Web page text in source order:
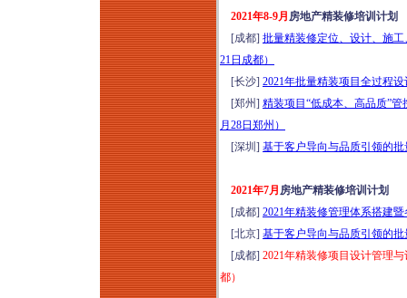
13日昆明）
“十五五”规划基建领
域高质量发展：人工
智能+工程建设项目
全流程精益管控与风
险防范培训（2026年
8月13日昆明）
城市更新运营思维模
式全流程风险防范解
析与操盘实践分享培
训（2026年8月14-15
日武汉）
城市更新项目落地操
盘实战方案班（2026
2021年8-9月 房地产精装修培训计划
[成都] 批量精装修定位、设计、施
21日成都）
[长沙] 2021年批量精装项目全过程
[郑州] 精装项目“低成本、高品质”
月28日郑州）
[深圳] 基于客户导向与品质引领的
2021年7月 房地产精装修培训计划
[成都] 2021年精装修管理体系搭建
[北京] 基于客户导向与品质引领的
[成都] 2021年精装修项目设计管理
都）